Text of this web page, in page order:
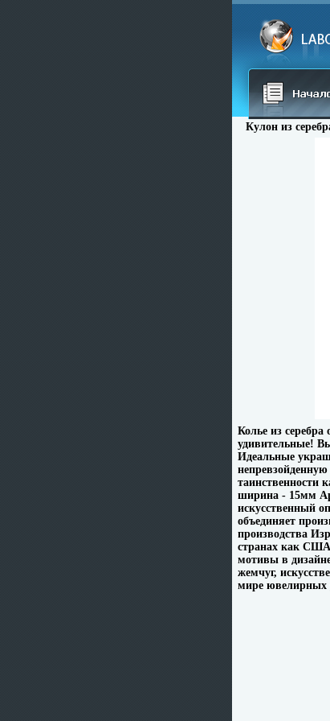
Кулон из
Колье из
удивительные!
Идеальные
таинственности
ширина - 15мм
искусственный
объединяет
производства
странах как
мотивы в
жемчуг,
мире ювелирных